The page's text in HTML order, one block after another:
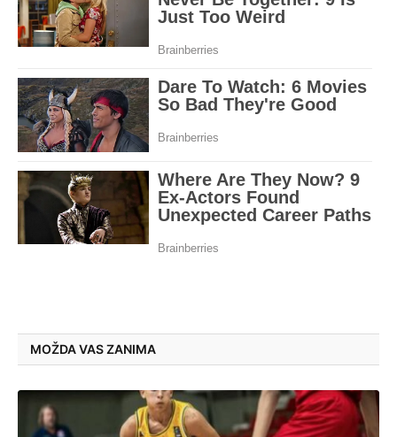
MOŽDA VAS ZANIMA